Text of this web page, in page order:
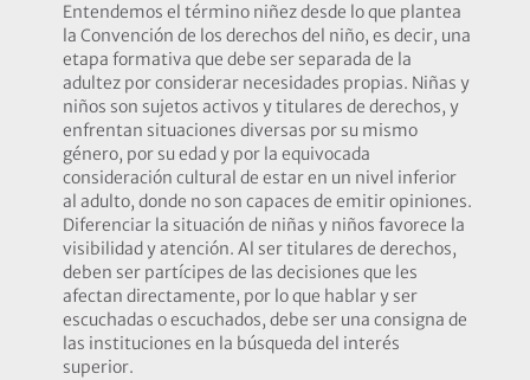
Entendemos el término niñez desde lo que plantea
la Convención de los derechos del niño, es decir, una
etapa formativa que debe ser separada de la
adultez por considerar necesidades propias. Niñas y
niños son sujetos activos y titulares de derechos, y
enfrentan situaciones diversas por su mismo
género, por su edad y por la equivocada
consideración cultural de estar en un nivel inferior
al adulto, donde no son capaces de emitir opiniones.
Diferenciar la situación de niñas y niños favorece la
visibilidad y atención. Al ser titulares de derechos,
deben ser partícipes de las decisiones que les
afectan directamente, por lo que hablar y ser
escuchadas o escuchados, debe ser una consigna de
las instituciones en la búsqueda del interés
superior.